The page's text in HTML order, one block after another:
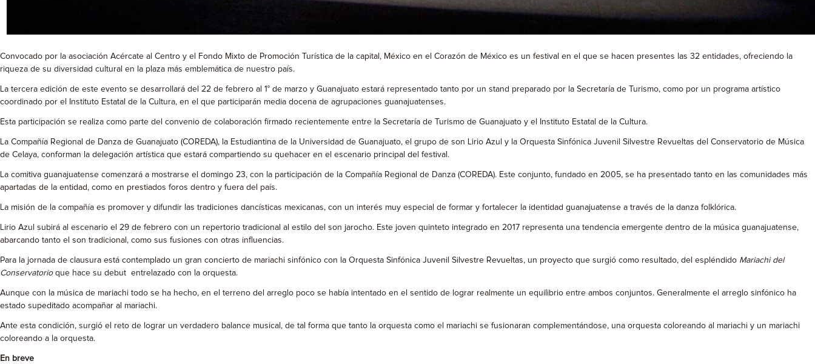
Convocado por la asociación Acércate al Centro y el Fondo Mixto de Promoción Turística de la capital, México en el Corazón de México es un festival en el que se hacen presentes las 32 entidades, ofreciendo la
riqueza de su diversidad cultural en la plaza más emblemática de nuestro país.
La tercera edición de este evento se desarrollará del 22 de febrero al 1° de marzo y Guanajuato estará representado tanto por un stand preparado por la Secretaría de Turismo, como por un programa artístico
coordinado por el Instituto Estatal de la Cultura, en el que participarán media docena de agrupaciones guanajuatenses.
Esta participación se realiza como parte del convenio de colaboración firmado recientemente entre la Secretaría de Turismo de Guanajuato y el Instituto Estatal de la Cultura.
La Compañía Regional de Danza de Guanajuato (COREDA), la Estudiantina de la Universidad de Guanajuato, el grupo de son Lirio Azul y la Orquesta Sinfónica Juvenil Silvestre Revueltas del Conservatorio de Música
de Celaya, conforman la delegación artística que estará compartiendo su quehacer en el escenario principal del festival.
La comitiva guanajuatense comenzará a mostrarse el domingo 23, con la participación de la Compañía Regional de Danza (COREDA). Este conjunto, fundado en 2005, se ha presentado tanto en las comunidades más
apartadas de la entidad, como en prestiados foros dentro y fuera del país.
La misión de la compañía es promover y difundir las tradiciones dancísticas mexicanas, con un interés muy especial de formar y fortalecer la identidad guanajuatense a través de la danza folklórica.
Lirio Azul subirá al escenario el 29 de febrero con un repertorio tradicional al estilo del son jarocho. Este joven quinteto integrado en 2017 representa una tendencia emergente dentro de la música guanajuatense,
abarcando tanto el son tradicional, como sus fusiones con otras influencias.
Para la jornada de clausura está contemplado un gran concierto de mariachi sinfónico con la Orquesta Sinfónica Juvenil Silvestre Revueltas, un proyecto que surgió como resultado, del espléndido Mariachi del
Conservatorioque hace su debut entrelazado con la orquesta.
Aunque con la música de mariachi todo se ha hecho, en el terreno del arreglo poco se había intentado en el sentido de lograr realmente un equilibrio entre ambos conjuntos. Generalmente el arreglo sinfónico ha
estado supeditado acompañar al mariachi.
Ante esta condición, surgió el reto de lograr un verdadero balance musical, de tal forma que tanto la orquesta como el mariachi se fusionaran complementándose, una orquesta coloreando al mariachi y un mariachi
coloreando a la orquesta.
En breve